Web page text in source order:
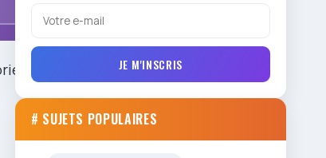
JE M'INSCRIS
# SUJETS POPULAIRES